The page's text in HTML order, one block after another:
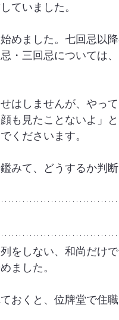
ていました。
めました。七回忌以
・三回忌については
はしませんが、やっ
も見たことないよ」
くださいます。
みて、どうするか判断
をしない、和尚だけ
ました。
おくと、位牌堂で住